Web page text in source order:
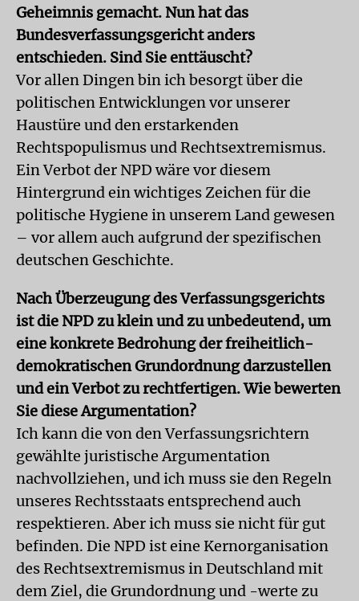
Geheimnis gemacht. Nun hat das
Bundesverfassungsgericht anders
entschieden. Sind Sie enttäuscht?
Vor allen Dingen bin ich besorgt über die
politischen Entwicklungen vor unserer
Haustüre und den erstarkenden
Rechtspopulismus und Rechtsextremismus.
Ein Verbot der NPD wäre vor diesem
Hintergrund ein wichtiges Zeichen für die
politische Hygiene in unserem Land gewesen
– vor allem auch aufgrund der spezifischen
deutschen Geschichte.
Nach Überzeugung des Verfassungsgerichts
ist die NPD zu klein und zu unbedeutend, um
eine konkrete Bedrohung der freiheitlich-
demokratischen Grundordnung darzustellen
und ein Verbot zu rechtfertigen. Wie bewerten
Sie diese Argumentation?
Ich kann die von den Verfassungsrichtern
gewählte juristische Argumentation
nachvollziehen, und ich muss sie den Regeln
unseres Rechtsstaats entsprechend auch
respektieren. Aber ich muss sie nicht für gut
befinden. Die NPD ist eine Kernorganisation
des Rechtsextremismus in Deutschland mit
dem Ziel, die Grundordnung und -werte zu